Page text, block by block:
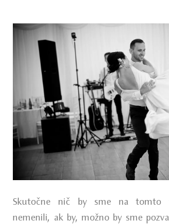
Skutočne nič by sme na tomto
nemenili, ak by, možno by sme